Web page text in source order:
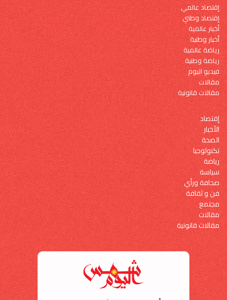
إقتصاد عالمي
إقتصاد وطني
أخبار عالمية
أخبار وطنية
رياضة عالمية
رياضة وطنية
فيديو اليوم
مقالات
مقالات قانونية
إقتصاد
الأخبار
الصحة
تكنولوجيا
رياضة
سياسة
صحافة ورأي
فن و ثقافة
مجتمع
مقالات
مقالات قانونية